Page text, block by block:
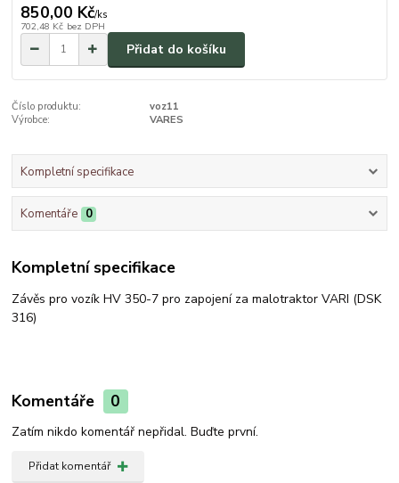
850,00 Kč/ks
702,48 Kč bez DPH
Přidat do košíku
Číslo produktu:
voz11
Výrobce:
VARES
Kompletní specifikace
Komentáře 0
Kompletní specifikace
Závěs pro vozík HV 350-7 pro zapojení za malotraktor VARI (DSK
316)
Komentáře 0
Zatím nikdo komentář nepřidal. Buďte první.
Přidat komentář